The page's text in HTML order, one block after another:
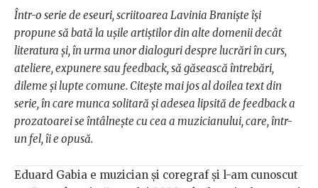
Într-o serie de eseuri, scriitoarea Lavinia Braniște își
propune să bată la ușile artiștilor din alte domenii decât
literatura și, în urma unor dialoguri despre lucrări în curs,
ateliere, expunere sau feedback, să găsească întrebări,
dileme și lupte comune. Citește mai jos al doilea text din
serie, în care munca solitară și adesea lipsită de feedback a
prozatoarei se întâlnește cu cea a muzicianului, care, într-
un fel, îi e opusă.
Eduard Gabia e muzician și coregraf și l-am cunoscut